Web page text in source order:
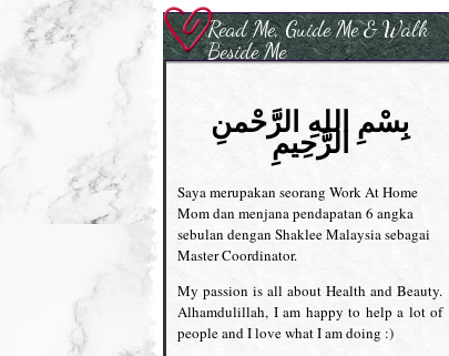
Read Me, Guide Me & Walk
Beside Me
بِسْمِ اللهِ الرَّحْمنِ
الرَّحِيمِ
Saya merupakan seorang Work At Home
Mom dan menjana pendapatan 6 angka
sebulan dengan Shaklee Malaysia sebagai
Master Coordinator.
My passion is all about Health and Beauty.
Alhamdulillah, I am happy to help a lot of
people and I love what I am doing :)